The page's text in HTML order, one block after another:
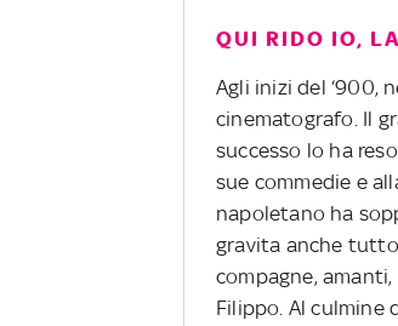
QUI RIDO IO,
Agli inizi del ‘900,
cinematografo. Il
successo lo ha
sue commedie e
napoletano ha
gravita anche
compagne,
Filippo. Al culmine